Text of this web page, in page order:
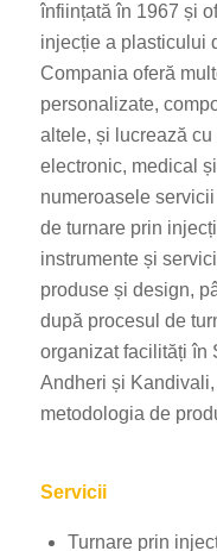
înființată în 1967 și
injecție a plasticului
Compania oferă
personalizate,
altele, și lucrează
electronic, medical
numeroasele
de turnare prin
instrumente și
produse și design,
după procesul de
organizat facilități în
Andheri și
metodologia de
Servicii
Turnare prin